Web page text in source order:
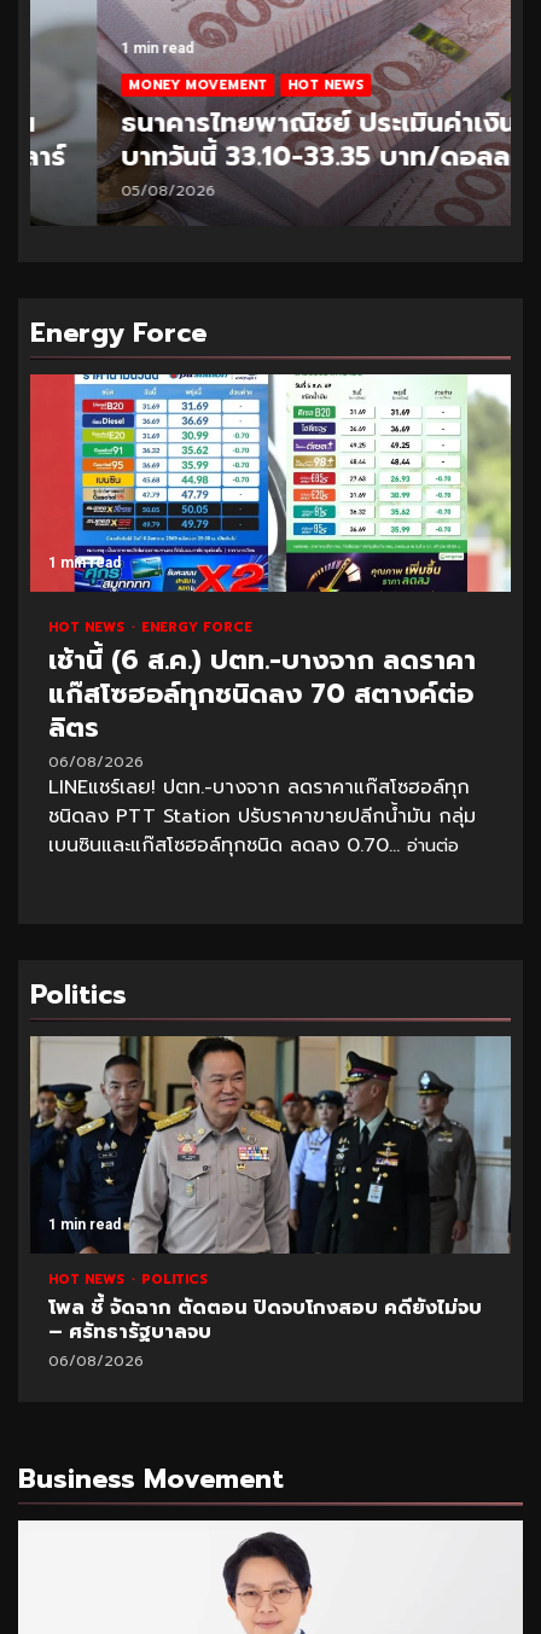
1 min read
MONEY MOVEMENT HOT NEWS
ธนาคารไทยพาณิชย์ ประเมินค่าเงิน
บาทวันนี้ 33.10-33.35 บาท/ดอลลาร์
05/08/2026
Energy Force
1 min read
HOT NEWS ENERGY FORCE
เช้านี้ (6 ส.ค.) ปตท.-บางจาก ลดราคา
แก๊สโซฮอล์ทุกชนิดลง 70 สตางค์ต่อ
ลิตร
06/08/2026
LINEแชร์เลย! ปตท.-บางจาก ลดราคาแก๊สโซฮอล์ทุก
ชนิดลง PTT Station ปรับราคาขายปลีกน้ำมัน กลุ่ม
เบนซินและแก๊สโซฮอล์ทุกชนิด ลดลง 0.70... อ่านต่อ
Politics
1 min read
HOT NEWS POLITICS
โพล ชี้ จัดฉาก ตัดตอน ปิดจบโกงสอบ คดียังไม่จบ
– ศรัทธารัฐบาลจบ
06/08/2026
Business Movement